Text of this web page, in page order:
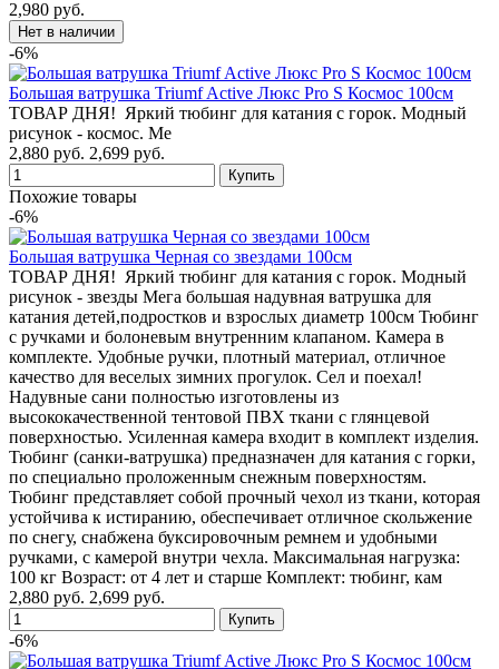
2,980 руб.
-6%
Большая ватрушка Triumf Active Люкс Pro S Космос 100см
ТОВАР ДНЯ! Яркий тюбинг для катания с горок. Модный
рисунок - космос. Ме
2,880 руб. 2,699 руб.
Похожие товары
-6%
Большая ватрушка Черная со звездами 100см
ТОВАР ДНЯ! Яркий тюбинг для катания с горок. Модный
рисунок - звезды Мега большая надувная ватрушка для
катания детей,подростков и взрослых диаметр 100см Тюбинг
с ручками и болоневым внутренним клапаном. Камера в
комплекте. Удобные ручки, плотный материал, отличное
качество для веселых зимних прогулок. Сел и поехал!
Надувные сани полностью изготовлены из
высококачественной тентовой ПВХ ткани с глянцевой
поверхностью. Усиленная камера входит в комплект изделия.
Тюбинг (санки-ватрушка) предназначен для катания с горки,
по специально проложенным снежным поверхностям.
Тюбинг представляет собой прочный чехол из ткани, которая
устойчива к истиранию, обеспечивает отличное скольжение
по снегу, снабжена буксировочным ремнем и удобными
ручками, с камерой внутри чехла. Максимальная нагрузка:
100 кг Возраст: от 4 лет и старше Комплект: тюбинг, кам
2,880 руб. 2,699 руб.
-6%